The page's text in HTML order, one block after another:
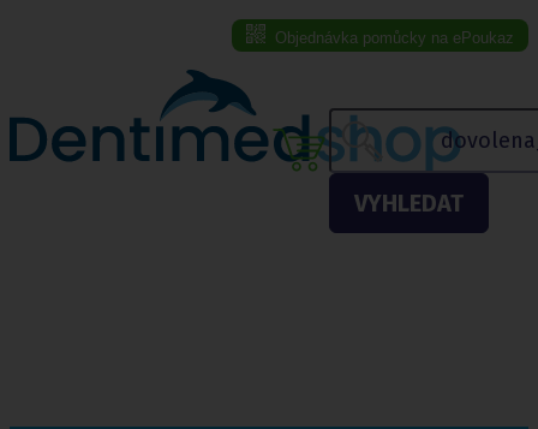
Objednávka pomůcky na ePoukaz
VYHLEDAT